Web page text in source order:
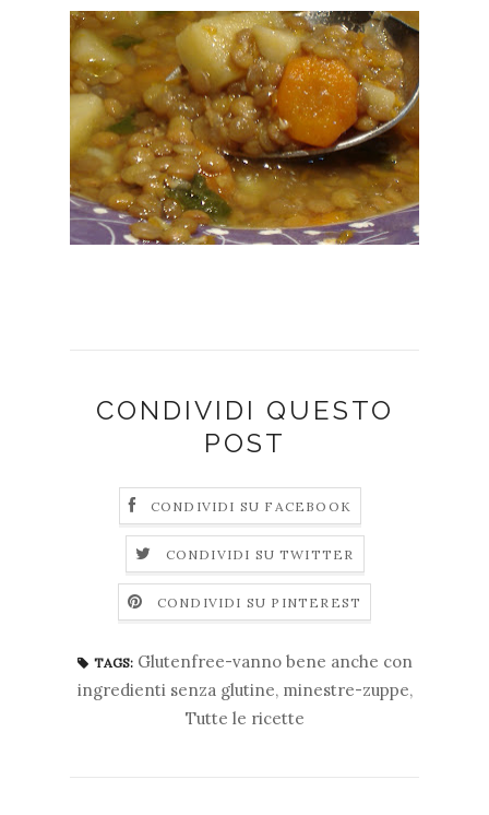
CONDIVIDI QUESTO
POST
CONDIVIDI SU FACEBOOK
CONDIVIDI SU TWITTER
CONDIVIDI SU PINTEREST
TAGS: Glutenfree-vanno bene anche con
ingredienti senza glutine, minestre-zuppe,
Tutte le ricette